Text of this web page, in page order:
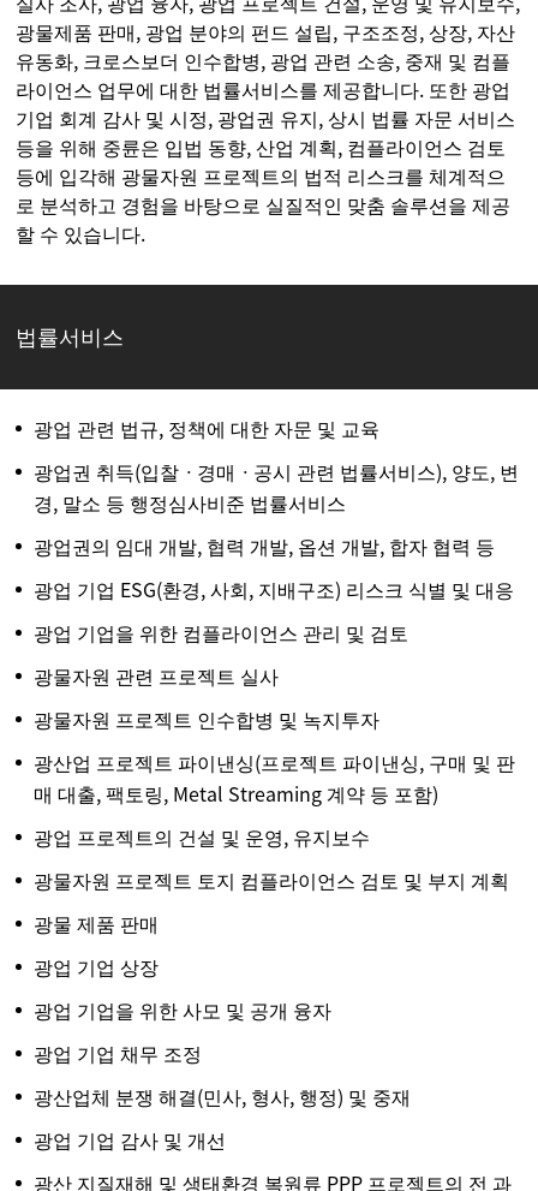
광물제품 판매, 광업 분야의 펀드 설립, 구조조정, 상장, 자산
유동화, 크로스보더 인수합병, 광업 관련 소송, 중재 및 컴플
라이언스 업무에 대한 법률서비스를 제공합니다. 또한 광업
기업 회계 감사 및 시정, 광업권 유지, 상시 법률 자문 서비스
등을 위해 중륜은 입법 동향, 산업 계획, 컴플라이언스 검토
등에 입각해 광물자원 프로젝트의 법적 리스크를 체계적으
로 분석하고 경험을 바탕으로 실질적인 맞춤 솔루션을 제공
할 수 있습니다.
법률서비스
광업 관련 법규, 정책에 대한 자문 및 교육
광업권 취득(입찰ㆍ경매ㆍ공시 관련 법률서비스), 양도, 변
경, 말소 등 행정심사비준 법률서비스
광업권의 임대 개발, 협력 개발, 옵션 개발, 합자 협력 등
광업 기업 ESG(환경, 사회, 지배구조) 리스크 식별 및 대응
광업 기업을 위한 컴플라이언스 관리 및 검토
광물자원 관련 프로젝트 실사
광물자원 프로젝트 인수합병 및 녹지투자
광산업 프로젝트 파이낸싱(프로젝트 파이낸싱, 구매 및 판
매 대출, 팩토링, Metal Streaming 계약 등 포함)
광업 프로젝트의 건설 및 운영, 유지보수
광물자원 프로젝트 토지 컴플라이언스 검토 및 부지 계획
광물 제품 판매
광업 기업 상장
광업 기업을 위한 사모 및 공개 융자
광업 기업 채무 조정
광산업체 분쟁 해결(민사, 형사, 행정) 및 중재
광업 기업 감사 및 개선
광산 지질재해 및 생태환경 복원류 PPP 프로젝트의 전 과